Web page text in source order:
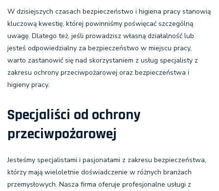
W dzisiejszych czasach bezpieczeństwo i higiena pracy stanowią
kluczową kwestię, której powinniśmy poświęcać szczególną
uwagę. Dlatego też, jeśli prowadzisz własną działalność lub
jesteś odpowiedzialny za bezpieczeństwo w miejscu pracy,
warto zastanowić się nad skorzystaniem z usług specjalisty z
zakresu ochrony przeciwpożarowej oraz bezpieczeństwa i
higieny pracy.
Specjaliści od ochrony
przeciwpożarowej
Jesteśmy specjalistami i pasjonatami z zakresu bezpieczeństwa,
którzy mają wieloletnie doświadczenie w różnych branżach
przemysłowych. Nasza firma oferuje profesjonalne usługi z